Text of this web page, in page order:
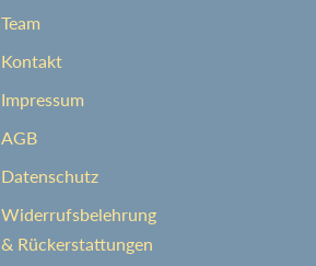
Team
Kontakt
Impressum
AGB
Datenschutz
Widerrufsbelehrung
& Rückerstattungen